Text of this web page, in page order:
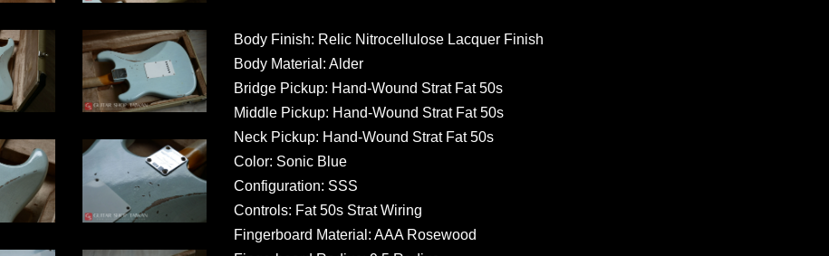
Body Finish: Relic Nitrocellulose Lacquer Finish
Body Material: Alder
Bridge Pickup: Hand-Wound Strat Fat 50s
Middle Pickup: Hand-Wound Strat Fat 50s
Neck Pickup: Hand-Wound Strat Fat 50s
Color: Sonic Blue
Configuration: SSS
Controls: Fat 50s Strat Wiring
Fingerboard Material: AAA Rosewood